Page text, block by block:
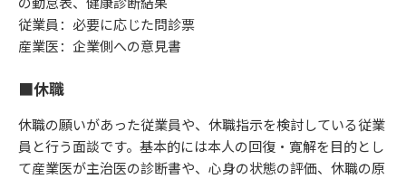
従業員：必要に応じた問診票
産業医：企業側への意見書
■休職
休職の願いがあった従業員や、休職指示を検討している従業
員と行う面談です。基本的には本人の回復・寛解を目的とし
て産業医が主治医の診断書や、心身の状態の評価、休職の原